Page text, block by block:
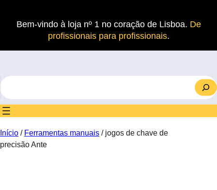
Bem-vindo à loja nº 1 no coração de Lisboa. De
profissionais para profissionais.
S
e
a
r
h
Início / Ferramentas manuais / jogos de chave de
precisão Ante